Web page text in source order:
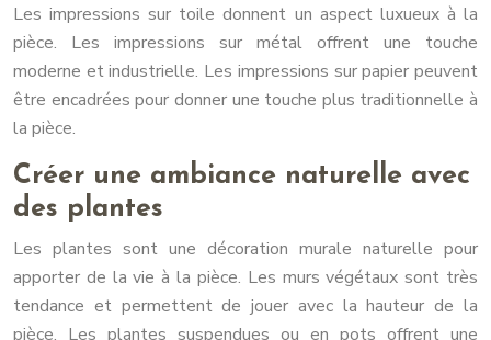
Les impressions sur toile donnent un aspect luxueux à la
pièce. Les impressions sur métal offrent une touche
moderne et industrielle. Les impressions sur papier peuvent
être encadrées pour donner une touche plus traditionnelle à
la pièce.
Créer une ambiance naturelle avec
des plantes
Les plantes sont une décoration murale naturelle pour
apporter de la vie à la pièce. Les murs végétaux sont très
tendance et permettent de jouer avec la hauteur de la
pièce. Les plantes suspendues ou en pots offrent une